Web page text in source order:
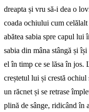
dreapta și vru să-i dea o
coada ochiului cum
abătea sabia spre capul lui
sabia din mâna stângă și
el în timp ce se lăsa în jos.
creștetul lui și crestă ochiul
un răcnet și se retrase
plină de sânge, ridicând în